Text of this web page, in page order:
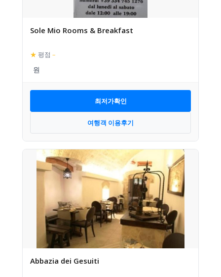
Sole Mio Rooms & Breakfast
★ 평점 –
최저가확인
여행객 이용후기
Abbazia dei Gesuiti